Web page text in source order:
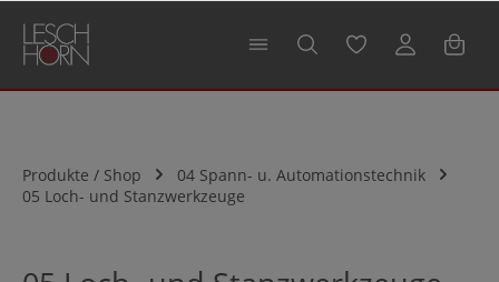
springen
Produkte / Shop
04 Spann- u. Automationstechnik
05 Loch- und Stanzwerkzeuge